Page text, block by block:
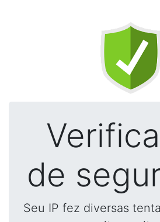
de
Seu IP fez diversas